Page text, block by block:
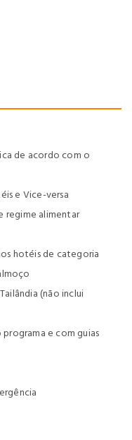
de acordo com o
e Vice-versa
regime alimentar
hotéis de categoria
(não inclui
e com guias